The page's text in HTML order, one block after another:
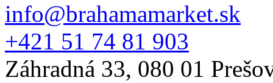
info@brahamamarket.sk
+421 51 74 81 903
Záhradná 33, 080 01